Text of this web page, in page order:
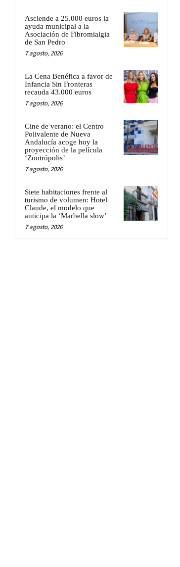
Asciende a 25.000 euros la
ayuda municipal a la
Asociación de Fibromialgia
de San Pedro
7 agosto, 2026
La Cena Benéfica a favor de
Infancia Sin Fronteras
recauda 43.000 euros
7 agosto, 2026
Cine de verano: el Centro
Polivalente de Nueva
Andalucía acoge hoy la
proyección de la película
‘Zootrópolis’
7 agosto, 2026
Siete habitaciones frente al
turismo de volumen: Hotel
Claude, el modelo que
anticipa la ‘Marbella slow’
7 agosto, 2026